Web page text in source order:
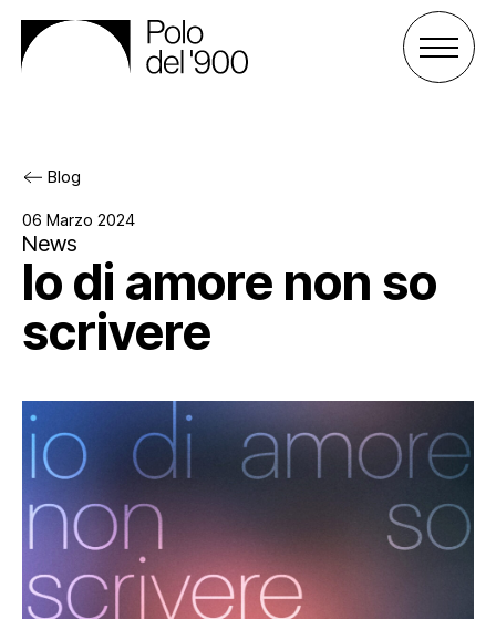
Il Polo del ‘900
Cos’è il Polo
Gli enti
Lo staff
Gli spazi
Palazzo San Celso
Palazzo San Daniele
Affitta uno spazio
Attività
Progetti
Archivio e biblioteca
Educational
Esposizioni
Sostienici
Sostieni il Polo
Art Bonus
Partnership e sponsorship
Agenda
Mediahub
Multimedia
Blog
Blog
06 Marzo 2024
News
Io di amore non so
scrivere